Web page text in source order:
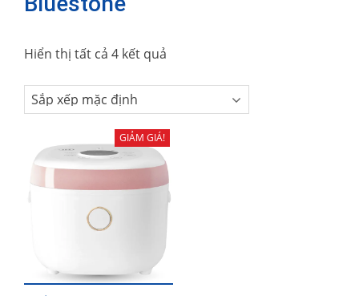
Hiển thị tất cả 4 kết quả
GIẢM GIÁ!